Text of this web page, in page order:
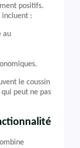
positifs.
incluent :
au
le coussin
peut ne pas